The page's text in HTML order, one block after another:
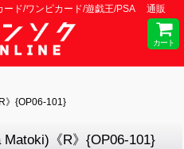
ード/ワンピカード/遊戯王/PSA 通販
カート
》{OP06-101}
《R》{OP06-101}